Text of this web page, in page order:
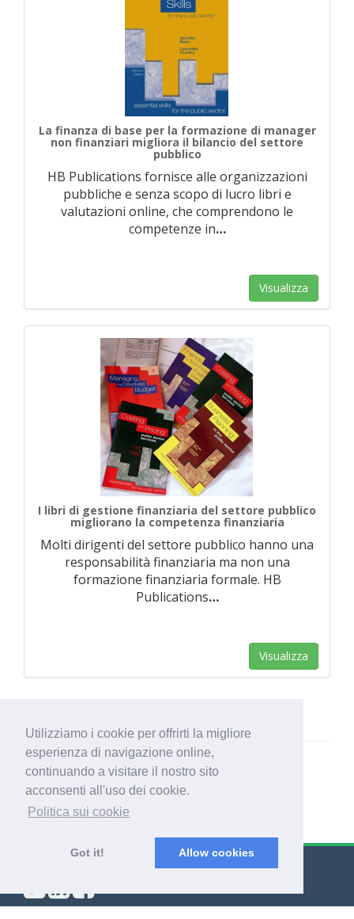
Utilizziamo i cookie per offrirti la migliore
esperienza di navigazione online,
continuando a visitare il nostro sito
acconsenti all'uso dei cookie.
Politica sui cookie
Got it! Allow cookies
La finanza di base per la formazione di manager
non finanziari migliora il bilancio del settore
pubblico
HB Publications fornisce alle organizzazioni
pubbliche e senza scopo di lucro libri e
valutazioni online, che comprendono le
competenze in…
Visualizza
I libri di gestione finanziaria del settore pubblico
migliorano la competenza finanziaria
Molti dirigenti del settore pubblico hanno una
responsabilità finanziaria ma non una
formazione finanziaria formale. HB
Publications…
Visualizza
© Export Worldwide 2026